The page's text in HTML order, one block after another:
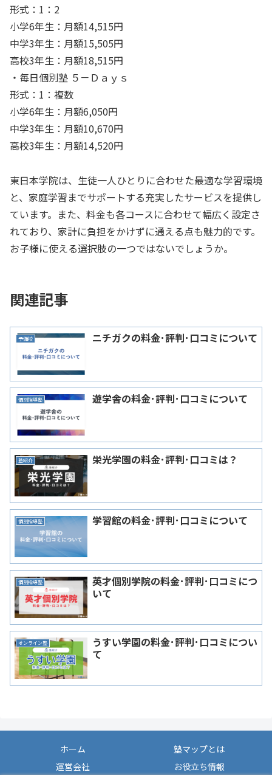
形式：1：2
小学6年生：月額14,515円
中学3年生：月額15,505円
高校3年生：月額18,515円
・毎日個別塾 ５－Ｄａｙｓ
形式：1：複数
小学6年生：月額6,050円
中学3年生：月額10,670円
高校3年生：月額14,520円
東日本学院は、生徒一人ひとりに合わせた最適な学習環境
と、家庭学習までサポートする充実したサービスを提供し
ています。また、料金も各コースに合わせて幅広く設定さ
れており、家計に負担をかけずに通える点も魅力的です。
お子様に使える選択肢の一つではないでしょうか。
関連記事
予備校 ニチガクの料金･評判･口コミについて
個別指導塾 遊学舎の料金･評判･口コミについて
塾紹介 栄光学園の料金･評判･口コミは？
個別指導塾 学習館の料金･評判･口コミについて
個別指導塾
英才個別学院の料金･評判･口コミにつ
いて
オンライン塾
うすい学園の料金･評判･口コミについ
て
ホーム
塾マップとは
運営会社
お役立ち情報